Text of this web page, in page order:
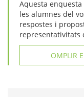
Aquesta
les alumnes del
respostes i
representativitats
OMPLIR